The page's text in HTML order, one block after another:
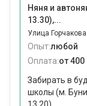
Няня и
13.30),...
Улица Горчакова
Опыт:любой
Оплата:от 400
Забирать в
школы (м.